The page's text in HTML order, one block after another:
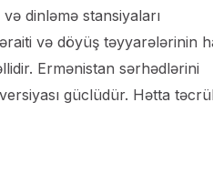
dinləmə stansiyaları
və döyüş təyyarələrinin
Ermənistan sərhədlərini
güclüdür. Hətta